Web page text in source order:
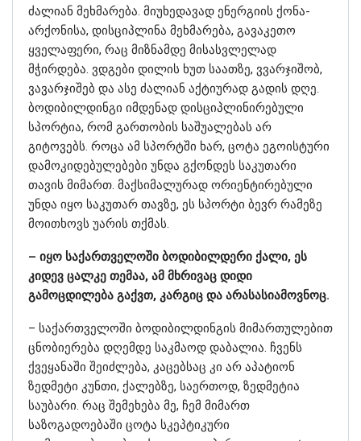
ძალიან მეხმარება. მიუხედავად ენერგიის ქონა-
არქონისა, დისციპლინა მეხმარება, გავაკეთო
ყველაფერი, რაც მიზნამდე მისასვლელად
მჭირდება. ვდგები დილის ხუთ საათზე, ვვარჯიშობ,
ვავარჯიშებ და ასე ძალიან აქტიურად გადის დღე.
ბოდიბილდინგი იმდენად დისციპლინირებული
სპორტია, რომ გართობის საშუალებას არ
გიტოვებს. როცა ამ სპორტში ხარ, ცოტა ეგოისტური
დამოკიდებულებები უნდა გქონდეს საკუთარი
თავის მიმართ. მაქსიმალურად ორიენტირებული
უნდა იყო საკუთარ თავზე, ეს სპორტი ბევრ რამეზე
მოითხოვს უარის თქმას.
– იყო საქართველოში ბოდიბილდერი ქალი, ეს
კიდევ ცალკე თემაა, ამ მხრივაც დიდი
გამოცდილება გაქვთ, კარგიც და არასასიამოვნოც.
– საქართველოში ბოდიბილდინგის მიმართულებით
ცნობიერება დღემდე საკმაოდ დაბალია. ჩვენს
ქვეყანაში შეიძლება, კაცებსაც კი არ აპატიონ
ზედმეტი კუნთი, ქალებზე, საერთოდ, ზედმეტია
საუბარი. რაც შემეხება მე, ჩემ მიმართ
საზოგადოებაში ცოტა სკეპტიკური